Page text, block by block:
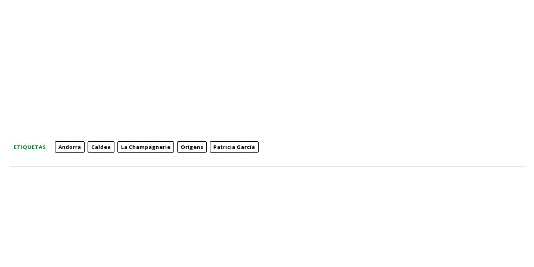
ETIQUETAS Andorra Caldea La Champagnerie Orígens Patricia García